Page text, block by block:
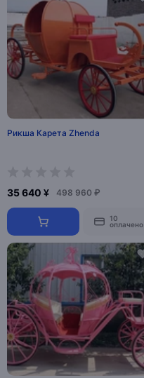
Рикша Карета Zhenda
35 640 ¥ 498 960 ₽
10
оплачено